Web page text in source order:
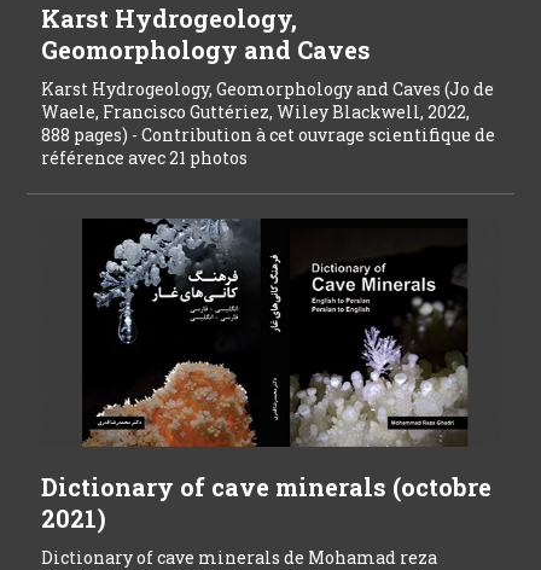
Karst Hydrogeology,
Geomorphology and Caves
Karst Hydrogeology, Geomorphology and Caves (Jo de
Waele, Francisco Guttériez, Wiley Blackwell, 2022,
888 pages) - Contribution à cet ouvrage scientifique de
référence avec 21 photos
Dictionary of cave minerals (octobre
2021)
Dictionary of cave minerals de Mohamad reza